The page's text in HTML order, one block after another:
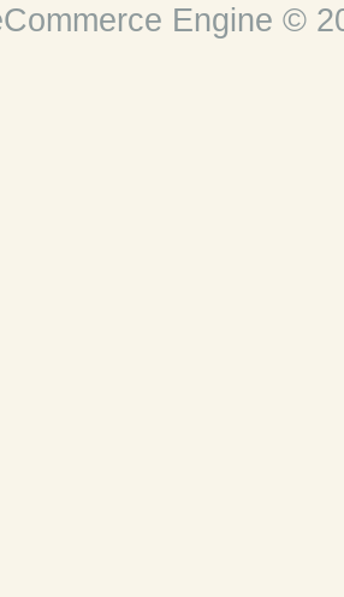
Engine ©